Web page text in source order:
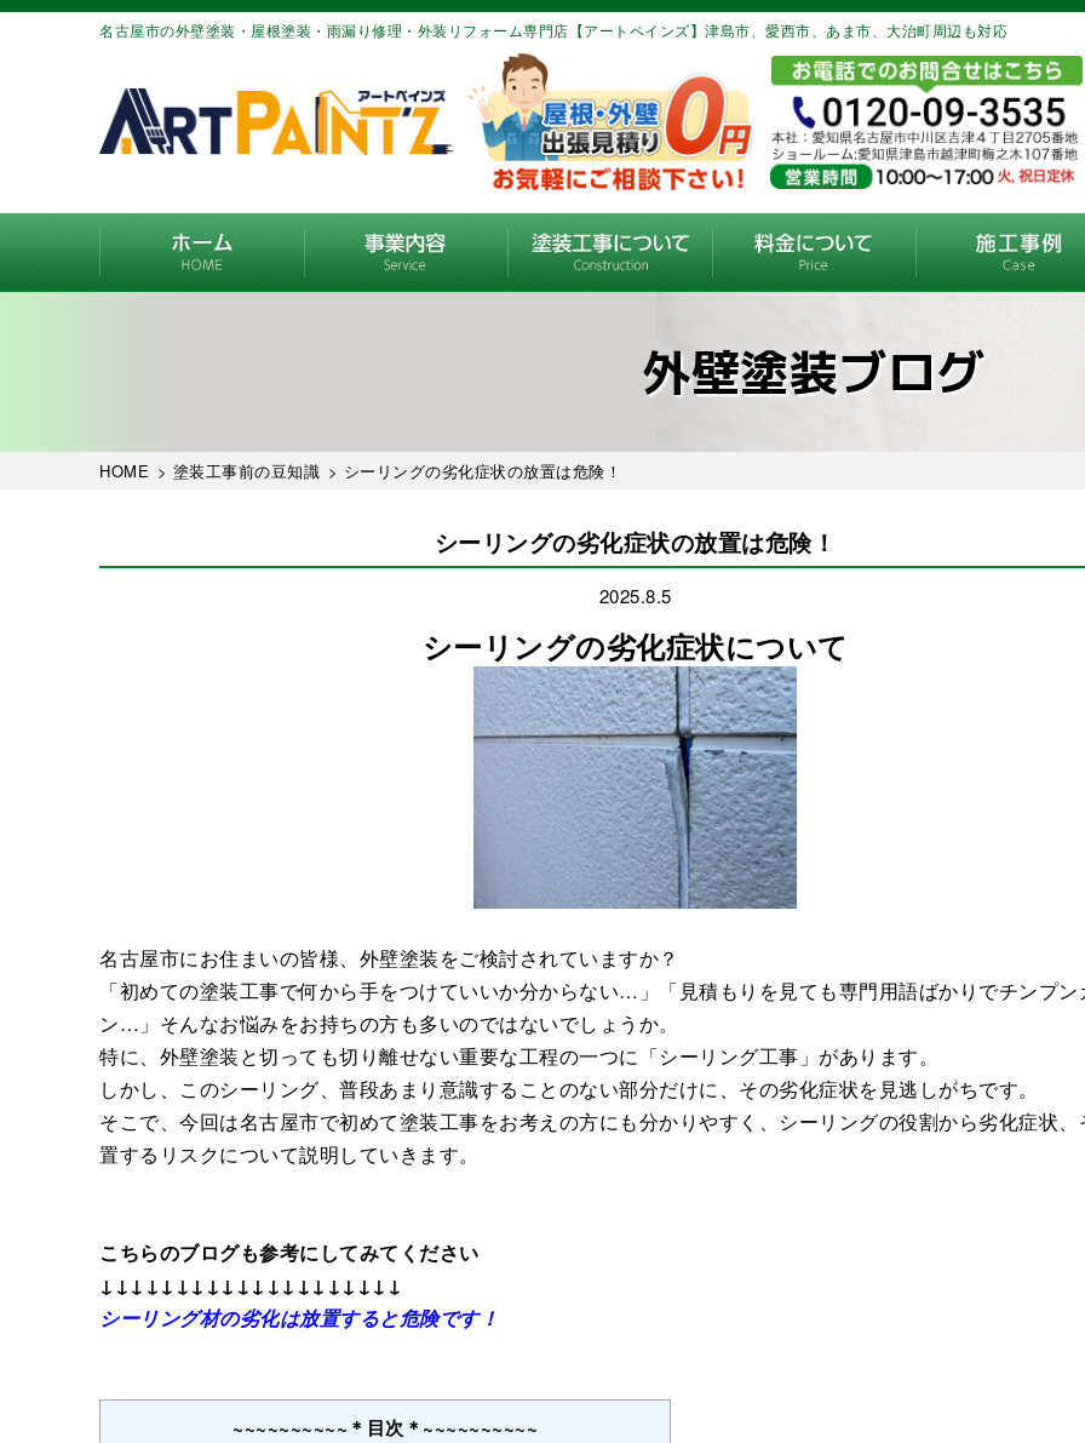
名古屋市の外壁塗装・屋根塗装・雨漏り修理・外装リフォーム専門店【アートペインズ】津島市、愛西市、あま市、大治町周辺も対応
外壁塗装ブログ
HOME > 塗装工事前の豆知識 > シーリングの劣化症状の放置は危険！
シーリングの劣化症状の放置は危険！
2025.8.5
シーリングの劣化症状について
名古屋市にお住まいの皆様、外壁塗装をご検討されていますか？
「初めての塗装工事で何から手をつけていいか分からない…」「見積もりを見ても専門用語ばかりでチンプン
ン…」そんなお悩みをお持ちの方も多いのではないでしょうか。
特に、外壁塗装と切っても切り離せない重要な工程の一つに「シーリング工事」があります。
しかし、このシーリング、普段あまり意識することのない部分だけに、その劣化症状を見逃しがちです。
そこで、今回は名古屋市で初めて塗装工事をお考えの方にも分かりやすく、シーリングの役割から劣化症状、
置するリスクについて説明していきます。
こちらのブログも参考にしてみてください
↓↓↓↓↓↓↓↓↓↓↓↓↓↓↓↓↓↓↓↓
シーリング材の劣化は放置すると危険です！
~~~~~~~~~~＊目次＊~~~~~~~~~~